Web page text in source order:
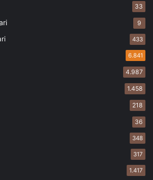
33
9
433
6.841
4.987
1.458
218
36
348
317
1.417